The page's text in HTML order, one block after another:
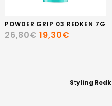
POWDER GRIP 03 REDKEN 7G
26,80€ 19,30€
Styling